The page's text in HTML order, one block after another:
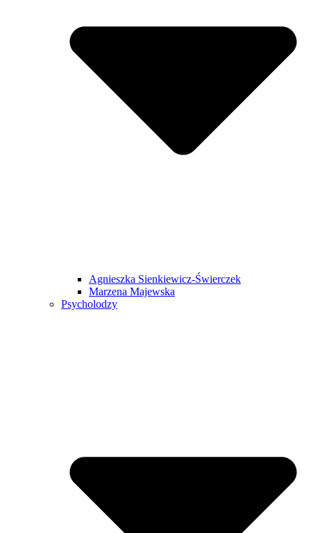
Agnieszka Sienkiewicz-Świerczek
Marzena Majewska
Psycholodzy